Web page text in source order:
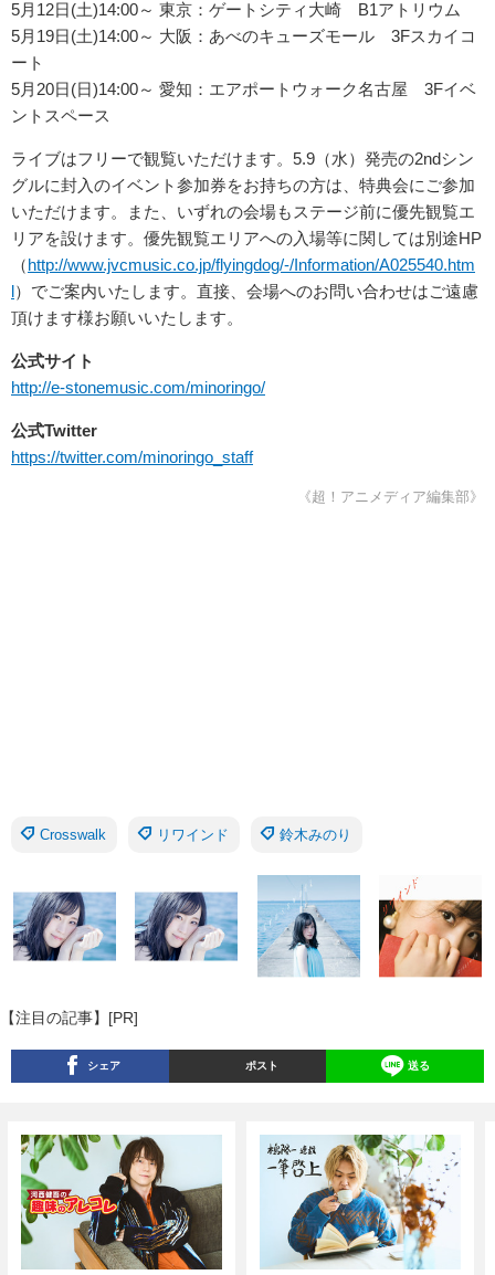
5月12日(土)14:00～ 東京：ゲートシティ大崎 B1アトリウム
5月19日(土)14:00～ 大阪：あべのキューズモール 3Fスカイコ
ート
5月20日(日)14:00～ 愛知：エアポートウォーク名古屋 3Fイベ
ントスペース
ライブはフリーで観覧いただけます。5.9（水）発売の2ndシン
グルに封入のイベント参加券をお持ちの方は、特典会にご参加
いただけます。また、いずれの会場もステージ前に優先観覧エ
リアを設けます。優先観覧エリアへの入場等に関しては別途HP
（http://www.jvcmusic.co.jp/flyingdog/-/Information/A025540.htm
l）でご案内いたします。直接、会場へのお問い合わせはご遠慮
頂けます様お願いいたします。
公式サイト
http://e-stonemusic.com/minoringo/
公式Twitter
https://twitter.com/minoringo_staff
《超！アニメディア編集部》
Crosswalk リワインド 鈴木みのり
【注目の記事】[PR]
シェア ポスト 送る